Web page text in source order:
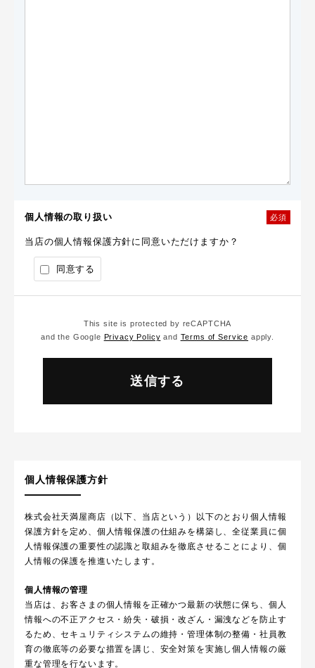
個人情報の取り扱い 必須
当店の個人情報保護方針に同意いただけますか？
同意する
This site is protected by reCAPTCHA
and the Google Privacy Policy and Terms of Service apply.
個人情報保護方針
株式会社天満屋商店（以下、当店という）以下のとおり個人情報
保護方針を定め、個人情報保護の仕組みを構築し、全従業員に個
人情報保護の重要性の認識と取組みを徹底させることにより、個
人情報の保護を推進いたします。
個人情報の管理
当店は、お客さまの個人情報を正確かつ最新の状態に保ち、個人
情報への不正アクセス・紛失・破損・改ざん・漏洩などを防止す
るため、セキュリティシステムの維持・管理体制の整備・社員教
育の徹底等の必要な措置を講じ、安全対策を実施し個人情報の厳
重な管理を行ないます。